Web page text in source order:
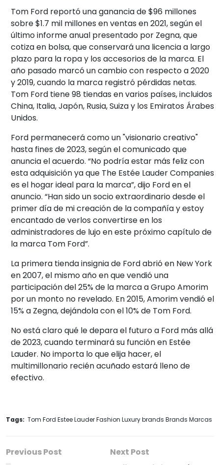
Tom Ford reportó una ganancia de $96 millones
sobre $1.7 mil millones en ventas en 2021, según el
último informe anual presentado por Zegna, que
cotiza en bolsa, que conservará una licencia a largo
plazo para la ropa y los accesorios de la marca. El
año pasado marcó un cambio con respecto a 2020
y 2019, cuando la marca registró pérdidas netas.
Tom Ford tiene 98 tiendas en varios países, incluidos
China, Italia, Japón, Rusia, Suiza y los Emiratos Árabes
Unidos.
Ford permanecerá como un "visionario creativo"
hasta fines de 2023, según el comunicado que
anuncia el acuerdo. “No podría estar más feliz con
esta adquisición ya que The Estée Lauder Companies
es el hogar ideal para la marca”, dijo Ford en el
anuncio. “Han sido un socio extraordinario desde el
primer día de mi creación de la compañía y estoy
encantado de verlos convertirse en los
administradores de lujo en este próximo capítulo de
la marca Tom Ford”.
La primera tienda insignia de Ford abrió en New York
en 2007, el mismo año en que vendió una
participación del 25% de la marca a Grupo Amorim
por un monto no revelado. En 2015, Amorim vendió el
15% a Zegna, dejándola con el 10% de Tom Ford.
No está claro qué le depara el futuro a Ford más allá
de 2023, cuando terminará su función en Estée
Lauder. No importa lo que elija hacer, el
multimillonario recién acuñado estará lleno de
efectivo.
Tags: Tom Ford Estee Lauder Fashion Luxury brands Brands Marcas
Previous Post
Next Post